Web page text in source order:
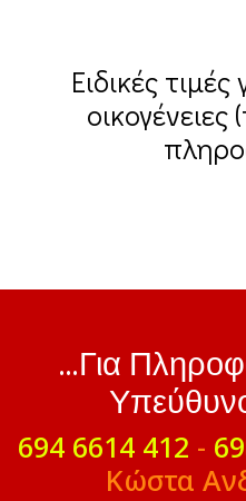
Ειδικές
...Για
694 6614 412 -
Κώστα